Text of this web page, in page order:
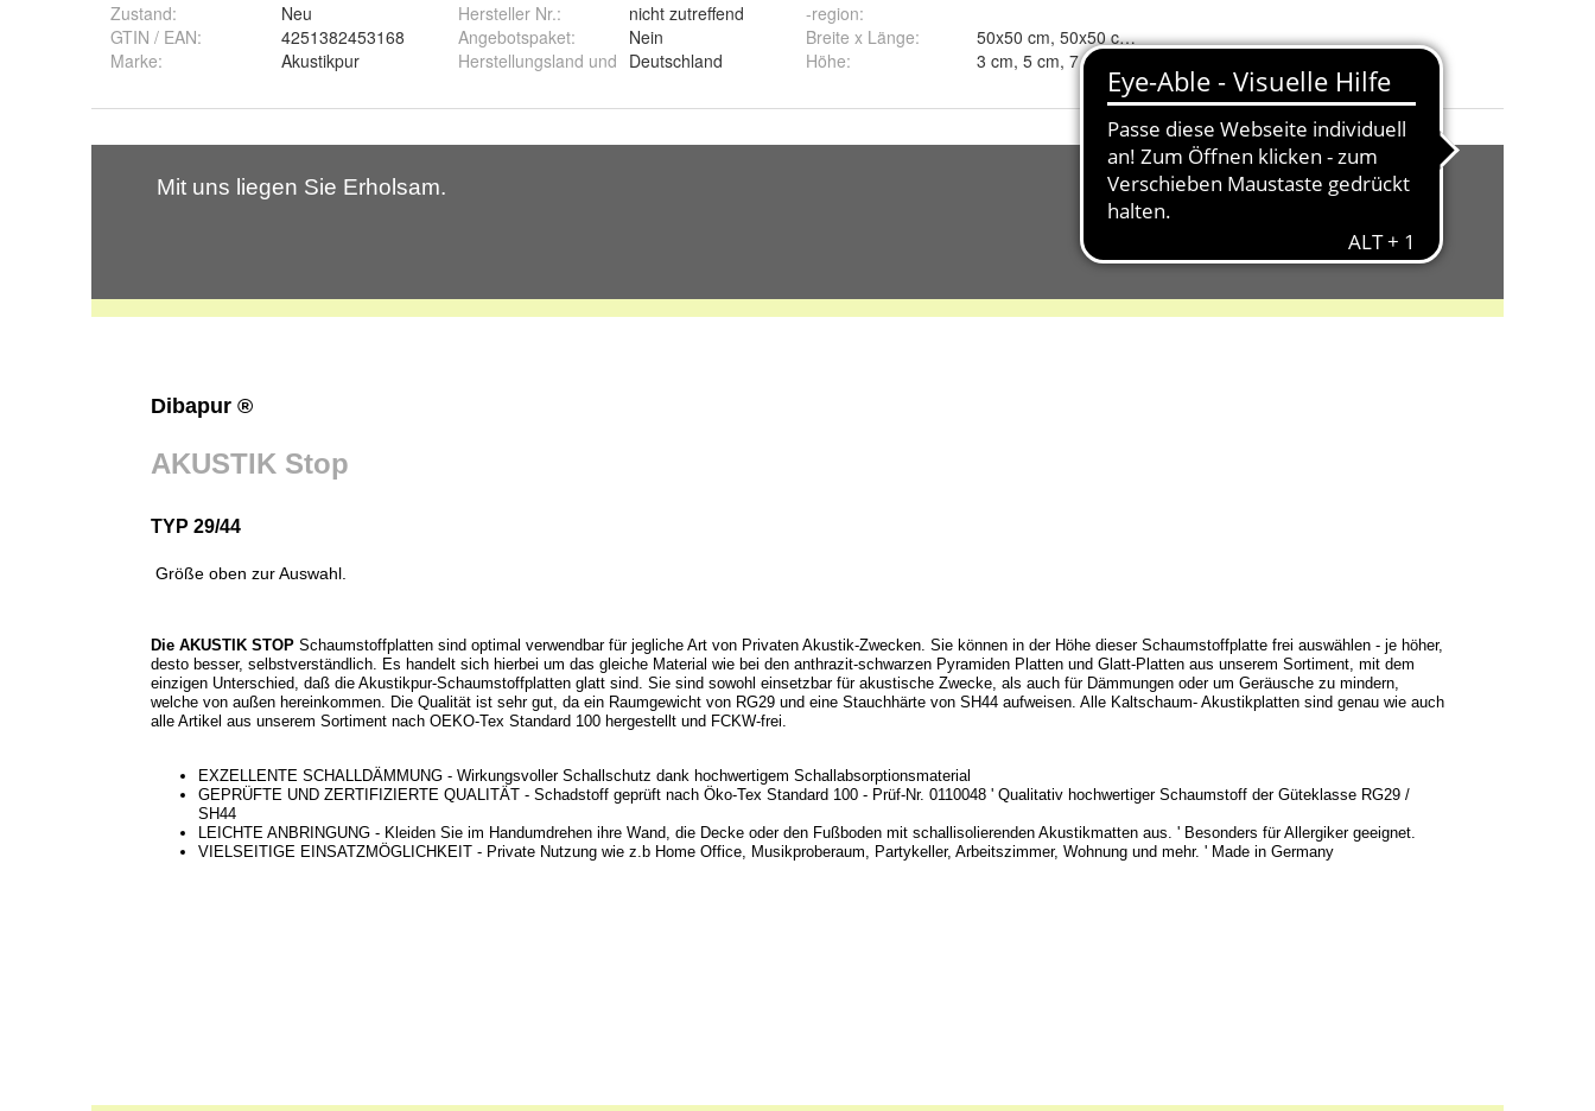
Zustand:
Neu
GTIN / EAN:
4251382453168
Marke:
Akustikpur
Hersteller Nr.:
nicht zutreffend
Angebotspaket:
Nein
Herstellungsland und
-region:
Deutschland
Breite x Länge:
Höhe: